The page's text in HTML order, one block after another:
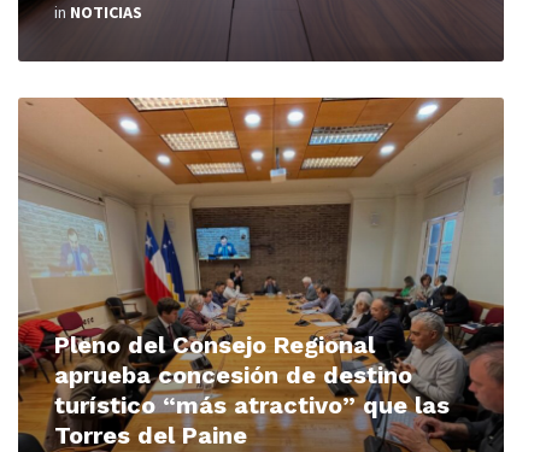
in NOTICIAS
Pleno del Consejo Regional
aprueba concesión de destino
turístico “más atractivo” que las
Torres del Paine
Read